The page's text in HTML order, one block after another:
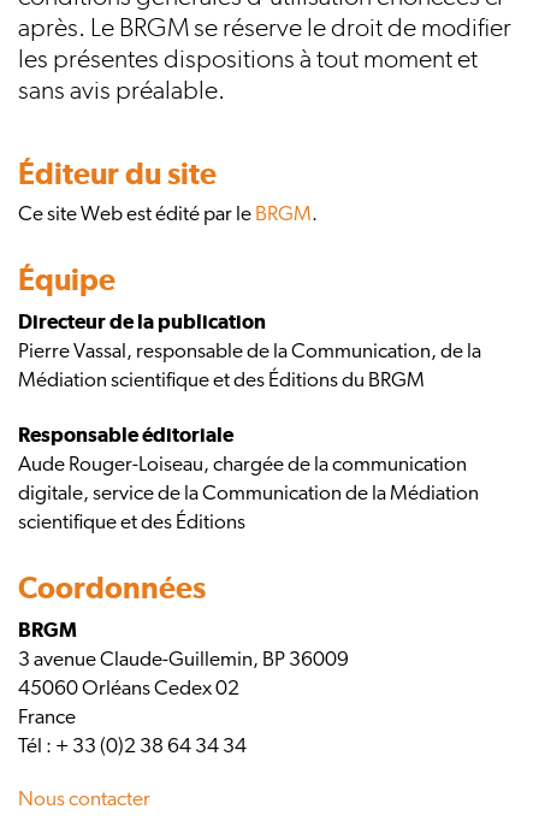
après. Le BRGM se réserve le droit de modifier
les présentes dispositions à tout moment et
sans avis préalable.
Éditeur du site
Ce site Web est édité par le BRGM.
Équipe
Directeur de la publication
Pierre Vassal, responsable de la Communication, de la
Médiation scientifique et des Éditions du BRGM
Responsable éditoriale
Aude Rouger-Loiseau, chargée de la communication
digitale, service de la Communication de la Médiation
scientifique et des Éditions
Coordonnées
BRGM
3 avenue Claude-Guillemin, BP 36009
45060 Orléans Cedex 02
France
Tél : + 33 (0)2 38 64 34 34
Nous contacter